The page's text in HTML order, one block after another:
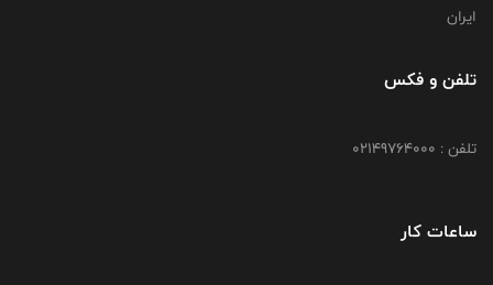
ایران
تلفن و فکس
تلفن : 02149764000
ساعات کار